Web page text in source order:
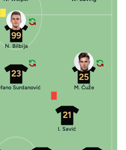
21
I. Savić
23
Surdanović
25
M. Ćuže
99
N. Bilbija